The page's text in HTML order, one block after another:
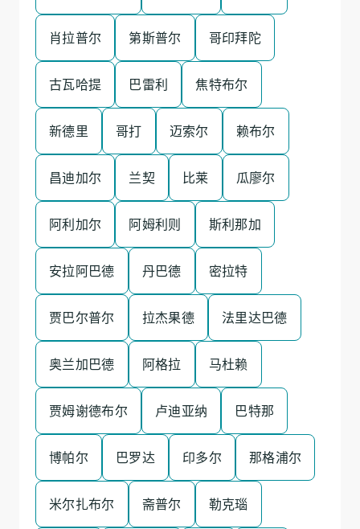
肖拉普尔 第斯普尔 哥印拜陀
古瓦哈提 巴雷利 焦特布尔
新德里 哥打 迈索尔 赖布尔
昌迪加尔 兰契 比莱 瓜廖尔
阿利加尔 阿姆利则 斯利那加
安拉阿巴德 丹巴德 密拉特
贾巴尔普尔 拉杰果德 法里达巴德
奥兰加巴德 阿格拉 马杜赖
贾姆谢德布尔 卢迪亚纳 巴特那
博帕尔 巴罗达 印多尔 那格浦尔
米尔扎布尔 斋普尔 勒克瑙